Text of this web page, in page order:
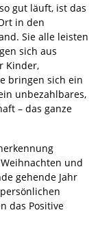
gut läuft, ist das
in den
Sie alle leisten
sich aus
Kinder,
bringen sich ein
unbezahlbares,
– das ganze
und
gehende Jahr
das Positive